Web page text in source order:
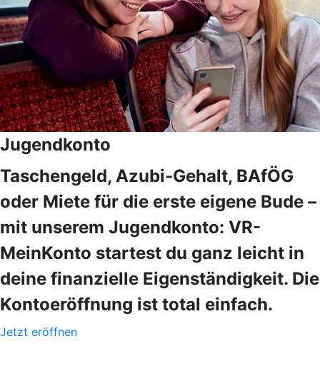
Jugendkonto
Taschengeld, Azubi-Gehalt, BAfÖG
oder Miete für die erste eigene Bude –
mit unserem Jugendkonto: VR-
MeinKonto startest du ganz leicht in
deine finanzielle Eigenständigkeit. Die
Kontoeröffnung ist total einfach.
Jetzt eröffnen